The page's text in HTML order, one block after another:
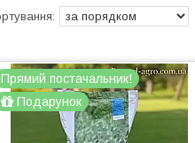
Прямий постачальник!
Подарунок